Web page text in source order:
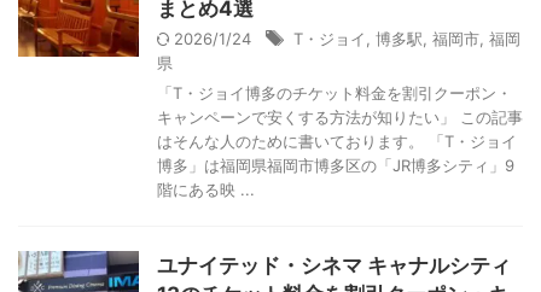
まとめ4選
2026/1/24 T・ジョイ 博多駅 福岡市 福岡
県
「T・ジョイ博多のチケット料金を割引クーポン・
キャンペーンで安くする方法が知りたい」 この記事
はそんな人のために書いております。 「T・ジョイ
博多」は福岡県福岡市博多区の「JR博多シティ」9
階にある映 ...
ユナイテッド・シネマ キャナルシティ